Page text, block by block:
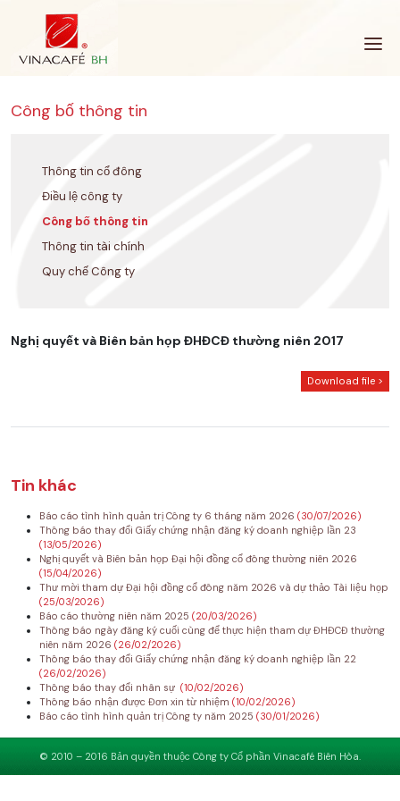
Công bố thông tin
Thông tin cổ đông
Điều lệ công ty
Công bố thông tin
Thông tin tài chính
Quy chế Công ty
Nghị quyết và Biên bản họp ĐHĐCĐ thường niên 2017
Download file >
Tin khác
Báo cáo tình hình quản trị Công ty 6 tháng năm 2026 (30/07/2026)
Thông báo thay đổi Giấy chứng nhận đăng ký doanh nghiệp lần 23
(13/05/2026)
Nghị quyết và Biên bản họp Đại hội đồng cổ đông thường niên 2026
(15/04/2026)
Thư mời tham dự Đại hội đồng cổ đông năm 2026 và dự thảo Tài liệu họp
(25/03/2026)
Báo cáo thường niên năm 2025 (20/03/2026)
Thông báo ngày đăng ký cuối cùng để thực hiện tham dự ĐHĐCĐ thường
niên năm 2026 (26/02/2026)
Thông báo thay đổi Giấy chứng nhận đăng ký doanh nghiệp lần 22
(26/02/2026)
Thông báo thay đổi nhân sự (10/02/2026)
Thông báo nhận được Đơn xin từ nhiệm (10/02/2026)
Báo cáo tình hình quản trị Công ty năm 2025 (30/01/2026)
© 2010 – 2016 Bản quyền thuộc Công ty Cổ phần Vinacafé Biên Hòa.